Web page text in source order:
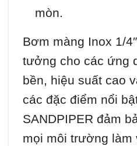
mòn.
Bơm màng Inox 1/
tưởng cho các ứng
bền, hiệu suất cao
các đặc điểm nổi
SANDPIPER đảm
mọi môi trường làm